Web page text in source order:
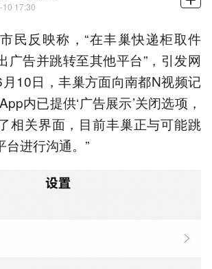
17:30
民反映称，“在丰巢快递柜取件
广告并跳转至其他平台”，引发网
10日，丰巢方面向南都N视频记
内已提供‘广告展示’关闭选项，
相关界面，目前丰巢正与可能跳
台进行沟通。”